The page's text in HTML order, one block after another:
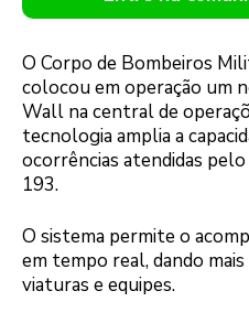
O Corpo de Bombeiros
colocou em operação um
Wall na central de
tecnologia amplia a
ocorrências atendidas
193.
O sistema permite o
em tempo real, dando
viaturas e equipes.